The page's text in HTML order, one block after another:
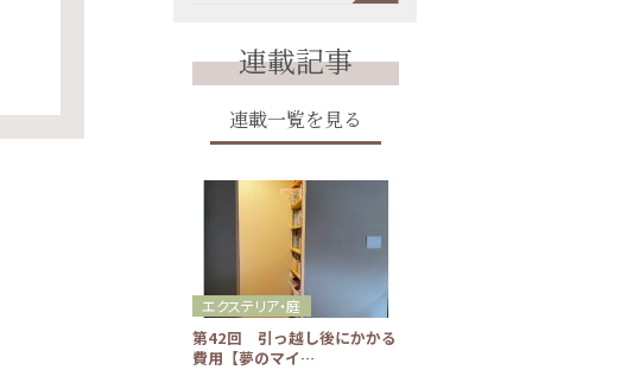
連載記事
連載一覧を見る
第42回 引っ越し後にかかる
費用【夢のマイ…
エクステリア・庭